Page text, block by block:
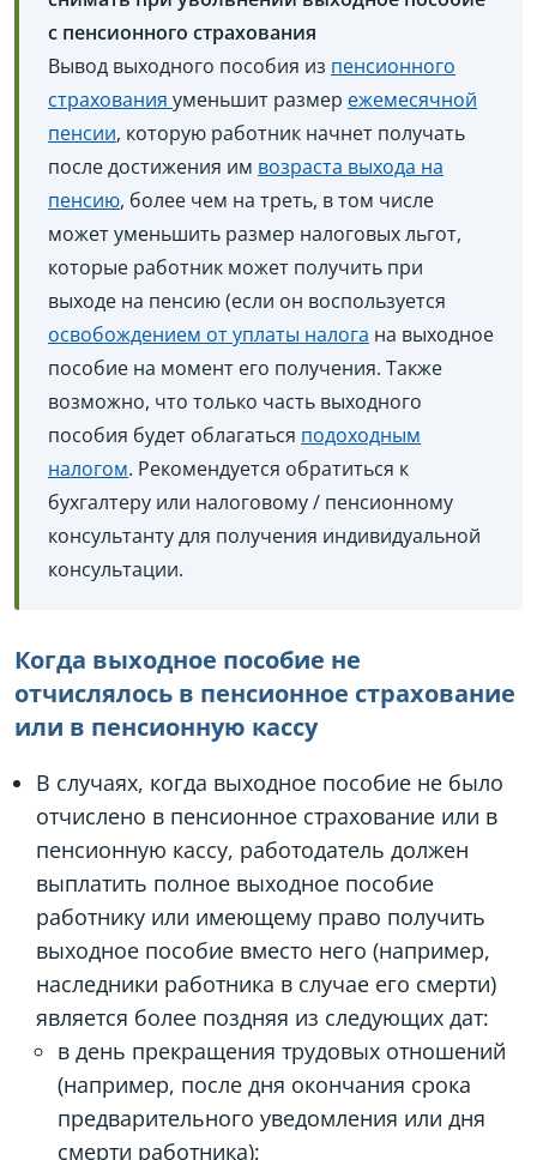
с пенсионного страхования
Вывод выходного пособия из пенсионного
страхования уменьшит размер ежемесячной
пенсии, которую работник начнет получать
после достижения им возраста выхода на
пенсию, более чем на треть, в том числе
может уменьшить размер налоговых льгот,
которые работник может получить при
выходе на пенсию (если он воспользуется
освобождением от уплаты налога на выходное
пособие на момент его получения. Также
возможно, что только часть выходного
пособия будет облагаться подоходным
налогом. Рекомендуется обратиться к
бухгалтеру или налоговому / пенсионному
консультанту для получения индивидуальной
консультации.
Когда выходное пособие не
отчислялось в пенсионное страхование
или в пенсионную кассу
В случаях, когда выходное пособие не было
отчислено в пенсионное страхование или в
пенсионную кассу, работодатель должен
выплатить полное выходное пособие
работнику или имеющему право получить
выходное пособие вместо него (например,
наследники работника в случае его смерти)
является более поздняя из следующих дат:
в день прекращения трудовых отношений
(например, после дня окончания срока
предварительного уведомления или дня
смерти работника);